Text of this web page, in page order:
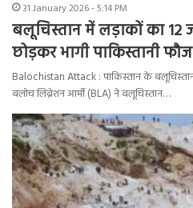
31 January 2026 - 5:14 PM
बलूचिस्तान में लड़ाकों का 12
छोड़कर भागी पाकिस्तानी फौज
Balochistan Attack : पाकिस्तान के
बलोच लिब्रेशन आर्मी (BLA) ने बलूचिस्तान…